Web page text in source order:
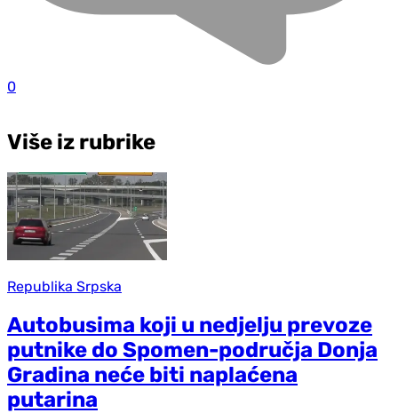
0
Više iz rubrike
Republika Srpska
Autobusima koji u nedjelju prevoze
putnike do Spomen-područja Donja
Gradina neće biti naplaćena
putarina